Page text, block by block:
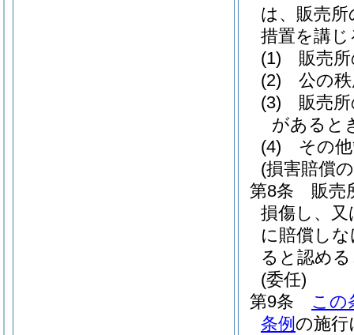
は、販売
措置を講
(1)
販売
(2)
公の
(3)
販売
があると
(4)
その
(損害賠償
第8条
販売
損傷し、
に賠償し
ると認め
(委任)
第9条
この
条例 の施行